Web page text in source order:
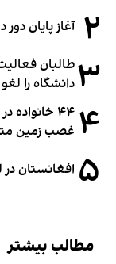
۲ آغاز پایان
۳دانشگاه را
۴
۴۴
غصب زمین
۵ افغانستان
مطالب بیشتر